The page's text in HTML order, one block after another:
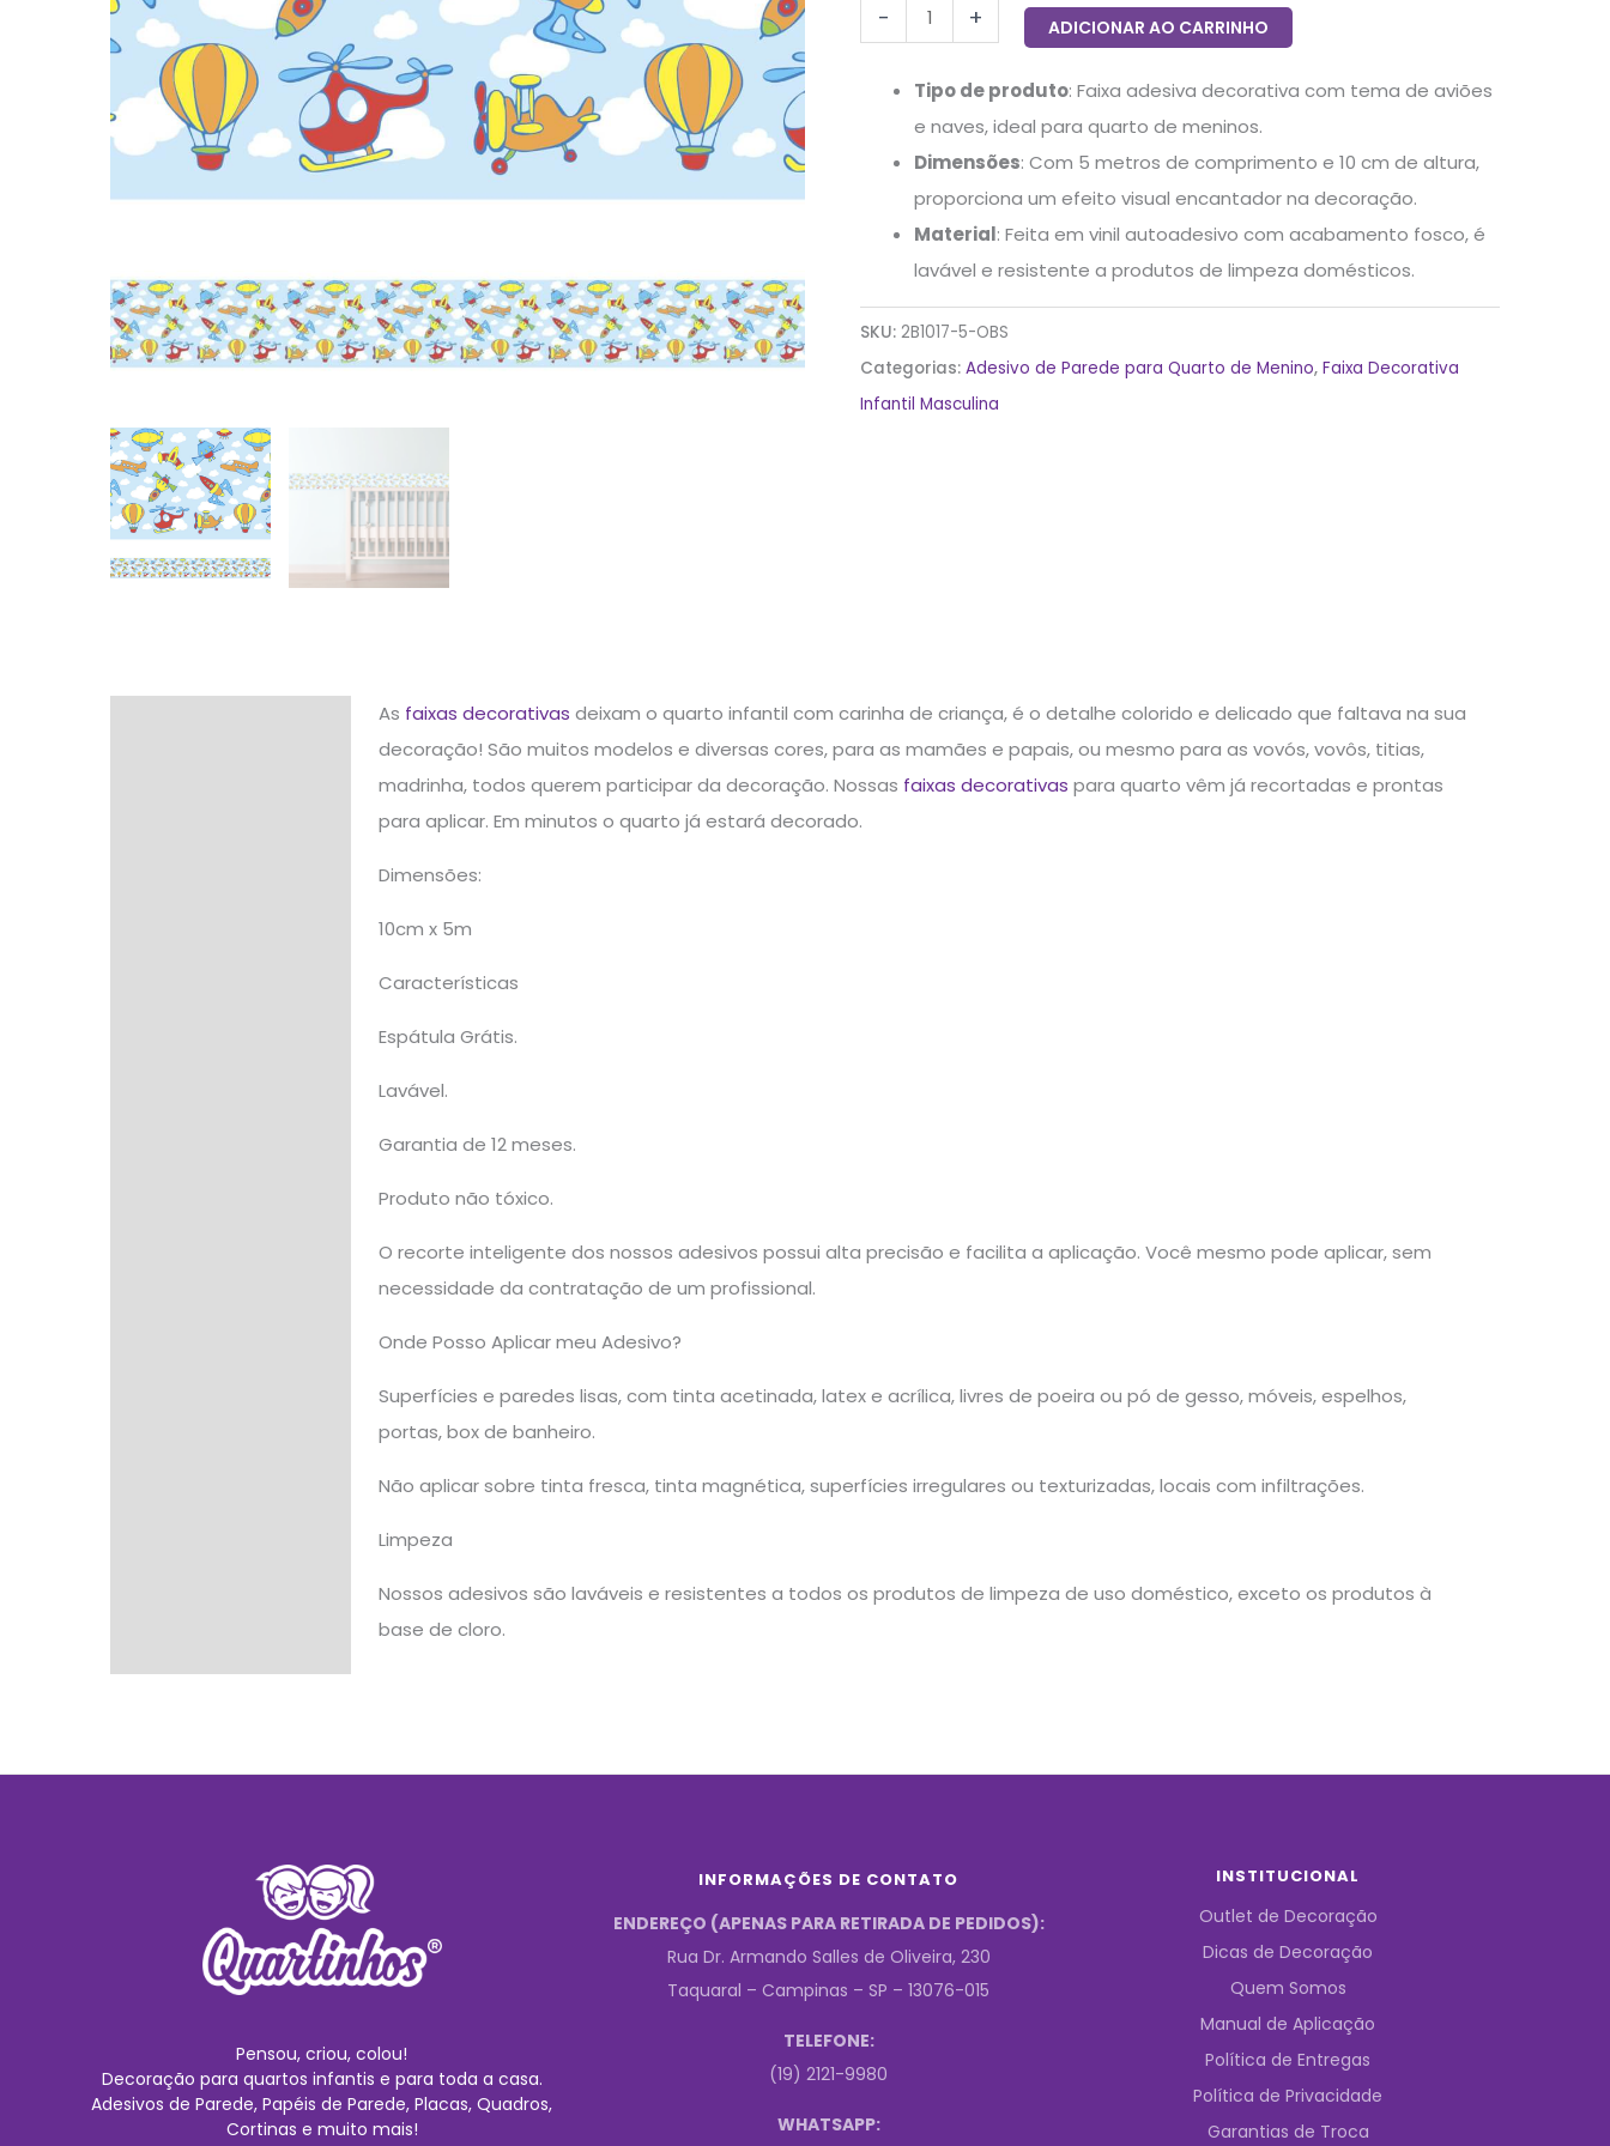
-
5mx10cm
+ ADICIONAR AO CARRINHO
Tipo de produto: Faixa adesiva decorativa com tema de aviões
e naves, ideal para quarto de meninos.
Dimensões: Com 5 metros de comprimento e 10 cm de altura,
proporciona um efeito visual encantador na decoração.
Material: Feita em vinil autoadesivo com acabamento fosco, é
lavável e resistente a produtos de limpeza domésticos.
SKU:2B1017-5-OBS
Categorias:Adesivo de Parede para Quarto de Menino,Faixa Decorativa
Infantil Masculina
As faixas decorativas deixam o quarto infantil com carinha de criança, é o detalhe colorido e delicado que faltava na sua
decoração! São muitos modelos e diversas cores, para as mamães e papais, ou mesmo para as vovós, vovôs, titias,
madrinha, todos querem participar da decoração. Nossas faixas decorativas para quarto vêm já recortadas e prontas
para aplicar. Em minutos o quarto já estará decorado.
Dimensões:
10cm x 5m
Características
Espátula Grátis.
Lavável.
Garantia de 12 meses.
Produto não tóxico.
O recorte inteligente dos nossos adesivos possui alta precisão e facilita a aplicação. Você mesmo pode aplicar, sem
necessidade da contratação de um profissional.
Onde Posso Aplicar meu Adesivo?
Superfícies e paredes lisas, com tinta acetinada, latex e acrílica, livres de poeira ou pó de gesso, móveis, espelhos,
portas, box de banheiro.
Não aplicar sobre tinta fresca, tinta magnética, superfícies irregulares ou texturizadas, locais com infiltrações.
Limpeza
Nossos adesivos são laváveis e resistentes a todos os produtos de limpeza de uso doméstico, exceto os produtos à
base de cloro.
Pensou, criou, colou!
Decoração para quartos infantis e para toda a casa.
Adesivos de Parede, Papéis de Parede, Placas, Quadros,
Cortinas e muito mais!
INFORMAÇÕES DE CONTATO
ENDEREÇO (APENAS PARA RETIRADA DE PEDIDOS):
Rua Dr. Armando Salles de Oliveira, 230
Taquaral – Campinas – SP – 13076-015
TELEFONE:
(19) 2121-9980
WHATSAPP:
INSTITUCIONAL
Outlet de Decoração
Dicas de Decoração
Quem Somos
Manual de Aplicação
Política de Entregas
Política de Privacidade
Garantias de Troca